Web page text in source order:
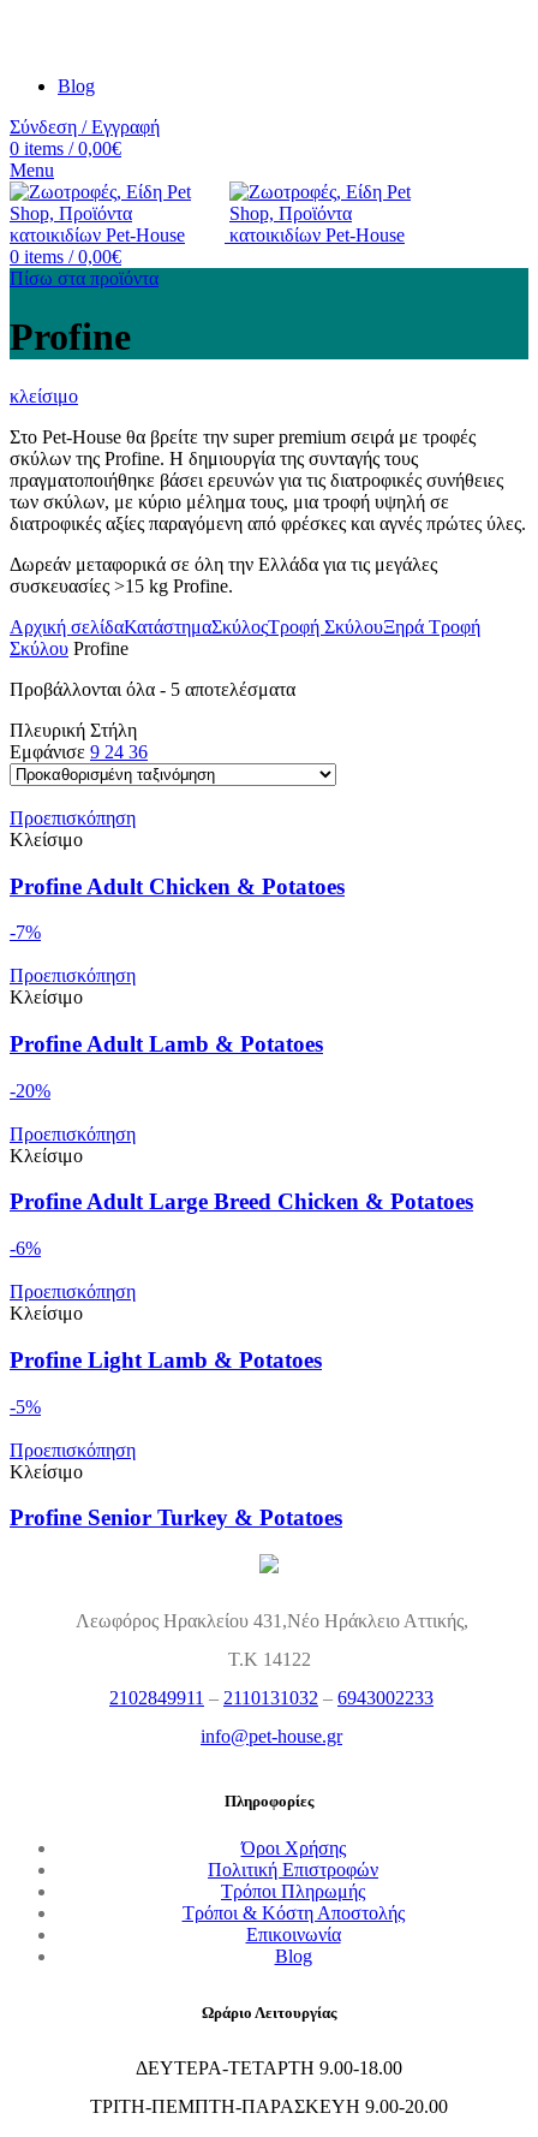
Blog
Σύνδεση / Εγγραφή
0 items / 0,00€
Menu
0 items / 0,00€
Πίσω στα προϊόντα
Profine
κλείσιμο
Στο Pet-House θα βρείτε την super premium σειρά με τροφές
σκύλων της Profine. Η δημιουργία της συνταγής τους
πραγματοποιήθηκε βάσει ερευνών για τις διατροφικές συνήθειες
των σκύλων, με κύριο μέλημα τους, μια τροφή υψηλή σε
διατροφικές αξίες παραγόμενη από φρέσκες και αγνές πρώτες ύλες.
Δωρεάν μεταφορικά σε όλη την Ελλάδα για τις μεγάλες
συσκευασίες >15 kg Profine.
Αρχική σελίδαΚατάστημαΣκύλοςΤροφή ΣκύλουΞηρά Τροφή
Σκύλου Profine
Προβάλλονται όλα - 5 αποτελέσματα
Πλευρική Στήλη
Εμφάνισε 9 24 36
Προεπισκόπηση
Κλείσιμο
Profine Adult Chicken & Potatoes
-7%
Προεπισκόπηση
Κλείσιμο
Profine Adult Lamb & Potatoes
-20%
Προεπισκόπηση
Κλείσιμο
Profine Adult Large Breed Chicken & Potatoes
-6%
Προεπισκόπηση
Κλείσιμο
Profine Light Lamb & Potatoes
-5%
Προεπισκόπηση
Κλείσιμο
Profine Senior Turkey & Potatoes
Λεωφόρος Ηρακλείου 431,Νέο Ηράκλειο Αττικής,
Τ.Κ 14122
2102849911 – 2110131032 – 6943002233
info@pet-house.gr
Πληροφορίες
Όροι Χρήσης
Πολιτική Επιστροφών
Τρόποι Πληρωμής
Τρόποι & Κόστη Αποστολής
Επικοινωνία
Blog
Ωράριο Λειτουργίας
ΔΕΥΤΕΡΑ-ΤΕΤΑΡΤΗ 9.00-18.00
ΤΡΙΤΗ-ΠΕΜΠΤΗ-ΠΑΡΑΣΚΕΥΗ 9.00-20.00